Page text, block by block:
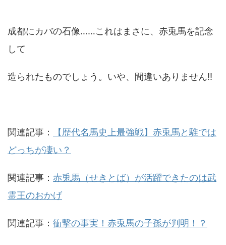
成都にカバの石像……これはまさに、赤兎馬を記念
して
造られたものでしょう。いや、間違いありません!!
関連記事：
【歴代名馬史上最強戦】赤兎馬と騅では
どっちが凄い？
関連記事： 赤兎馬（せきとば）が活躍できたのは武
霊王のおかげ
関連記事： 衝撃の事実！赤兎馬の子孫が判明！？